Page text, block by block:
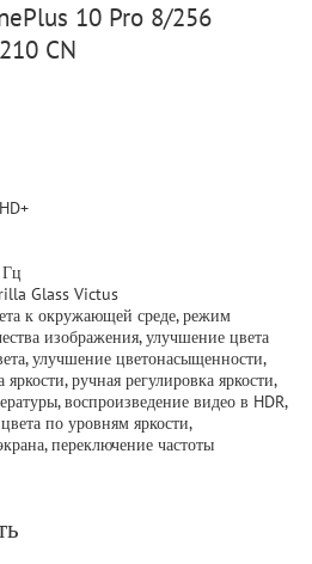
10 Pro 8/256
CN
Glass Victus
к окружающей среде, режим
изображения, улучшение цвета
улучшение цветонасыщенности,
ручная регулировка яркости,
воспроизведение видео в HDR,
по уровням яркости,
переключение частоты